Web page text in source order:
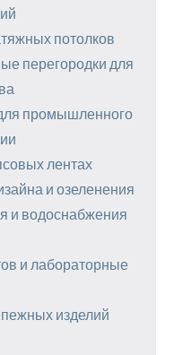
потолков
перегородки для
промышленного
лентах
и озеленения
и водоснабжения
и лабораторные
изделий